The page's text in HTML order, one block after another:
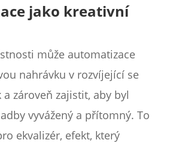
jako kreativní
může automatizace
nahrávku v rozvíjející se
a zároveň zajistit, aby byl
vyvážený a přítomný. To
ekvalizér, efekt, který